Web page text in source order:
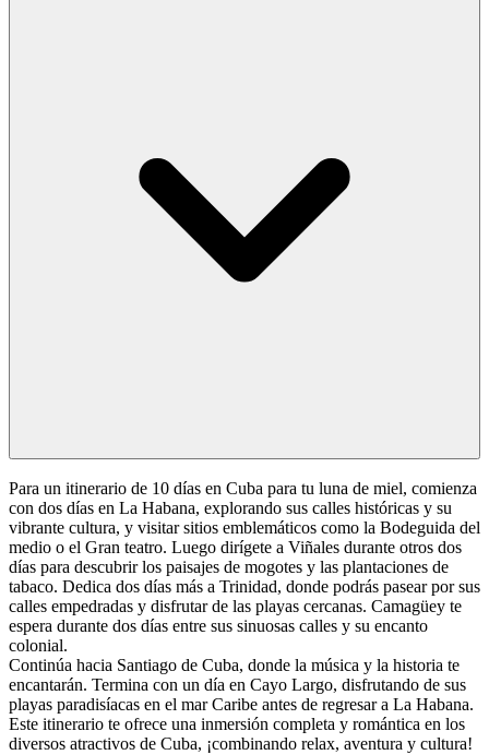
Para un itinerario de 10 días en Cuba para tu luna de miel, comienza
con dos días en La Habana, explorando sus calles históricas y su
vibrante cultura, y visitar sitios emblemáticos como la Bodeguida del
medio o el Gran teatro. Luego dirígete a Viñales durante otros dos
días para descubrir los paisajes de mogotes y las plantaciones de
tabaco. Dedica dos días más a Trinidad, donde podrás pasear por sus
calles empedradas y disfrutar de las playas cercanas. Camagüey te
espera durante dos días entre sus sinuosas calles y su encanto
colonial.
Continúa hacia Santiago de Cuba, donde la música y la historia te
encantarán. Termina con un día en Cayo Largo, disfrutando de sus
playas paradisíacas en el mar Caribe antes de regresar a La Habana.
Este itinerario te ofrece una inmersión completa y romántica en los
diversos atractivos de Cuba, ¡combinando relax, aventura y cultura!